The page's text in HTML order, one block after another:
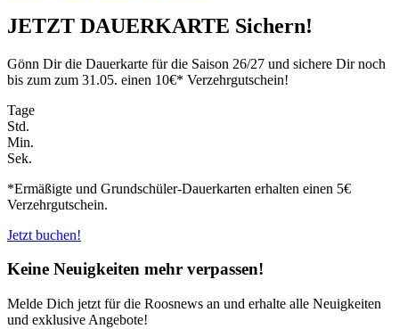
JETZT DAUERKARTE Sichern!
Gönn Dir die Dauerkarte für die Saison 26/27 und sichere Dir noch
bis zum zum 31.05. einen 10€* Verzehrgutschein!
Tage
Std.
Min.
Sek.
*Ermäßigte und Grundschüler-Dauerkarten erhalten einen 5€
Verzehrgutschein.
Jetzt buchen!
Keine Neuigkeiten mehr verpassen!
Melde Dich jetzt für die Roosnews an und erhalte alle Neuigkeiten
und exklusive Angebote!